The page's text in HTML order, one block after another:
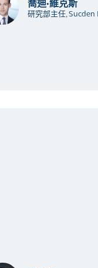
喬迪·維克斯
研究部主任,